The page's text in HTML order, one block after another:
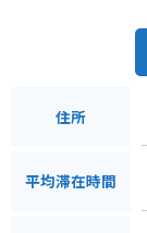
住所
平均滞在時間